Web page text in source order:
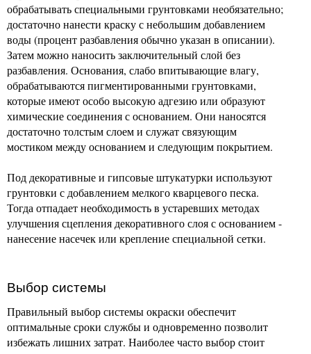
обрабатывать специальными грунтовками необязательно;
достаточно нанести краску с небольшим добавлением
воды (процент разбавления обычно указан в описании).
Затем можно наносить заключительный слой без
разбавления. Основания, слабо впитывающие влагу,
обрабатываются пигментированными грунтовками,
которые имеют особо высокую адгезию или образуют
химические соединения с основанием. Они наносятся
достаточно толстым слоем и служат связующим
мостиком между основанием и следующим покрытием.
Под декоративные и гипсовые штукатурки используют
грунтовки с добавлением мелкого кварцевого песка.
Тогда отпадает необходимость в устаревших методах
улучшения сцепления декоративного слоя с основанием -
нанесение насечек или крепление специальной сетки.
Выбор системы
Правильный выбор системы окраски обеспечит
оптимальные сроки службы и одновременно позволит
избежать лишних затрат. Наиболее часто выбор стоит